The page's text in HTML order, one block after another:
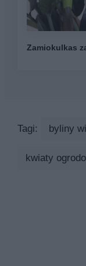
Zamiokulkas
Tagi: byliny
kwiaty